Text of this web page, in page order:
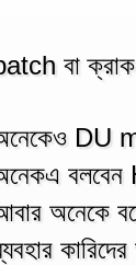
বা
DU
অনেকে